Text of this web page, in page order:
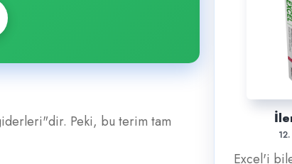
Peki, bu terim tam
Excel'i